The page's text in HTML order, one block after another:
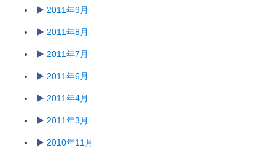
2011年9月
2011年8月
2011年7月
2011年6月
2011年4月
2011年3月
2010年11月